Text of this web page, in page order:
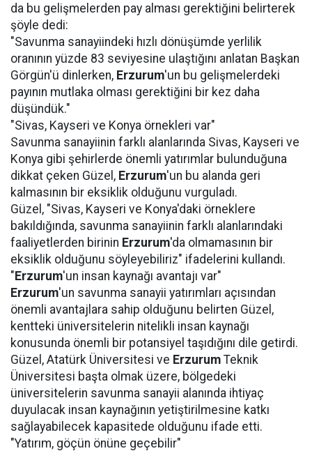
da bu gelişmelerden pay alması gerektiğini belirterek
şöyle dedi:
"Savunma sanayiindeki hızlı dönüşümde yerlilik
oranının yüzde 83 seviyesine ulaştığını anlatan Başkan
Görgün'ü dinlerken, Erzurum'un bu gelişmelerdeki
payının mutlaka olması gerektiğini bir kez daha
düşündük."
"Sivas, Kayseri ve Konya örnekleri var"
Savunma sanayiinin farklı alanlarında Sivas, Kayseri ve
Konya gibi şehirlerde önemli yatırımlar bulunduğuna
dikkat çeken Güzel, Erzurum'un bu alanda geri
kalmasının bir eksiklik olduğunu vurguladı.
Güzel, "Sivas, Kayseri ve Konya'daki örneklere
bakıldığında, savunma sanayiinin farklı alanlarındaki
faaliyetlerden birinin Erzurum'da olmamasının bir
eksiklik olduğunu söyleyebiliriz" ifadelerini kullandı.
"Erzurum'un insan kaynağı avantajı var"
Erzurum'un savunma sanayii yatırımları açısından
önemli avantajlara sahip olduğunu belirten Güzel,
kentteki üniversitelerin nitelikli insan kaynağı
konusunda önemli bir potansiyel taşıdığını dile getirdi.
Güzel, Atatürk Üniversitesi ve Erzurum Teknik
Üniversitesi başta olmak üzere, bölgedeki
üniversitelerin savunma sanayii alanında ihtiyaç
duyulacak insan kaynağının yetiştirilmesine katkı
sağlayabilecek kapasitede olduğunu ifade etti.
"Yatırım, göçün önüne geçebilir"